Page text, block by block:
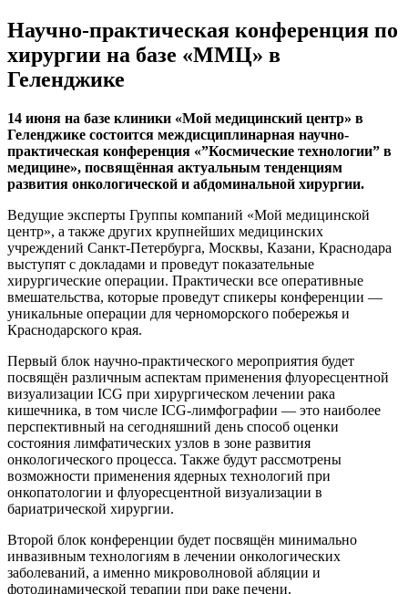
Научно-практическая конференция по
хирургии на базе «ММЦ» в
Геленджике
14 июня на базе клиники «Мой медицинский центр» в
Геленджике состоится междисциплинарная научно-
практическая конференция «”Космические технологии” в
медицине», посвящённая актуальным тенденциям
развития онкологической и абдоминальной хирургии.
Ведущие эксперты Группы компаний «Мой медицинской
центр», а также других крупнейших медицинских
учреждений Санкт-Петербурга, Москвы, Казани, Краснодара
выступят с докладами и проведут показательные
хирургические операции. Практически все оперативные
вмешательства, которые проведут спикеры конференции —
уникальные операции для черноморского побережья и
Краснодарского края.
Первый блок научно-практического мероприятия будет
посвящён различным аспектам применения флуоресцентной
визуализации ICG при хирургическом лечении рака
кишечника, в том числе ICG-лимфографии — это наиболее
перспективный на сегодняшний день способ оценки
состояния лимфатических узлов в зоне развития
онкологического процесса. Также будут рассмотрены
возможности применения ядерных технологий при
онкопатологии и флуоресцентной визуализации в
бариатрической хирургии.
Второй блок конференции будет посвящён минимально
инвазивным технологиям в лечении онкологических
заболеваний, а именно микроволновой абляции и
фотодинамической терапии при раке печени.